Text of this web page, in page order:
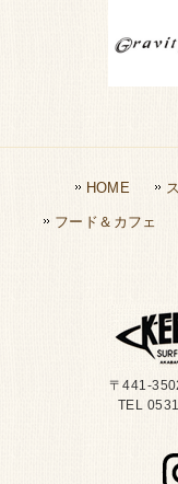
HOME
フード＆カフェ
〒441-
TEL